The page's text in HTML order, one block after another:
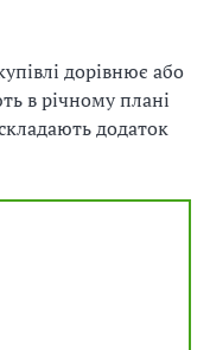
дорівнює або
в річному плані
додаток